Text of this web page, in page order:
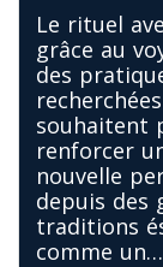
Le rituel
grâce au
des
souhaitent
renforcer
nouvelle
depuis des
traditions
comme un…